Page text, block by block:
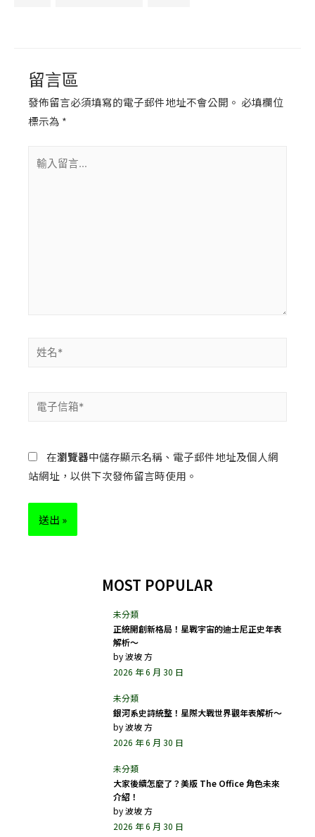
留言區
發佈留言必須填寫的電子郵件地址不會公開。 必填欄位
標示為 *
在瀏覽器中儲存顯示名稱、電子郵件地址及個人網
站網址，以供下次發佈留言時使用。
MOST POPULAR
正統開創新格局！星戰宇宙的迪士尼正史年表
解析～
by波坡 方
2026 年 6 月 30 日
銀河系史詩統整！星際大戰世界觀年表解析～
by波坡 方
2026 年 6 月 30 日
大家後續怎麼了？美版 The Office 角色未來
介紹！
by波坡 方
2026 年 6 月 30 日